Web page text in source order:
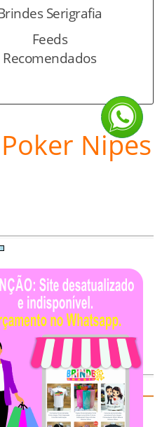
Serigrafia
Feeds
Recomendados
Nipes